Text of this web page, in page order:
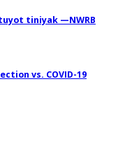
tiniyak —NWRB
vs. COVID-19